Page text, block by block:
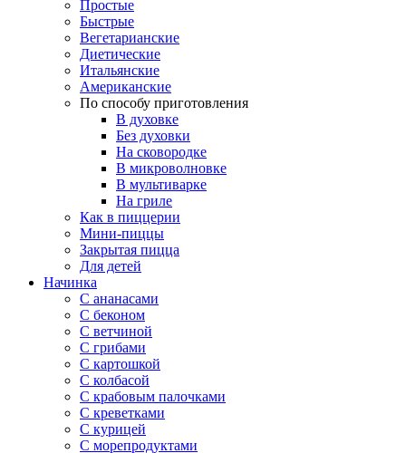
Простые
Быстрые
Вегетарианские
Диетические
Итальянские
Американские
По способу приготовления
В духовке
Без духовки
На сковородке
В микроволновке
В мультиварке
На гриле
Как в пиццерии
Мини-пиццы
Закрытая пицца
Для детей
Начинка
С ананасами
С беконом
С ветчиной
С грибами
С картошкой
С колбасой
С крабовым палочками
С креветками
С курицей
С морепродуктами